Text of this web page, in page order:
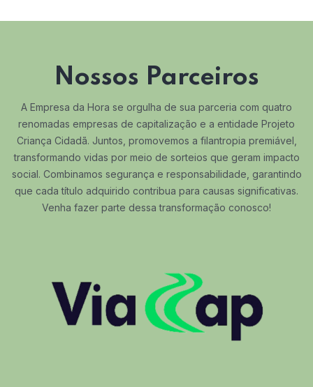
Nossos Parceiros
A Empresa da Hora se orgulha de sua parceria com quatro
renomadas empresas de capitalização e a entidade Projeto
Criança Cidadã. Juntos, promovemos a filantropia premiável,
transformando vidas por meio de sorteios que geram impacto
social. Combinamos segurança e responsabilidade, garantindo
que cada título adquirido contribua para causas significativas.
Venha fazer parte dessa transformação conosco!